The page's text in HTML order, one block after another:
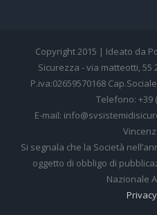
Copyright 2015 | Ideato da
Sicurezza - via matteotti, 55
P.iva:02659570168
Telefono: +39
E-mail:
Si segnala che la Società
oggetto di obbligo di
Nazionale